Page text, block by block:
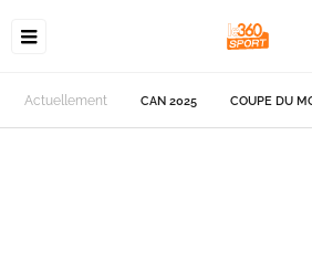
Actuellement CAN 2025 COUPE DU